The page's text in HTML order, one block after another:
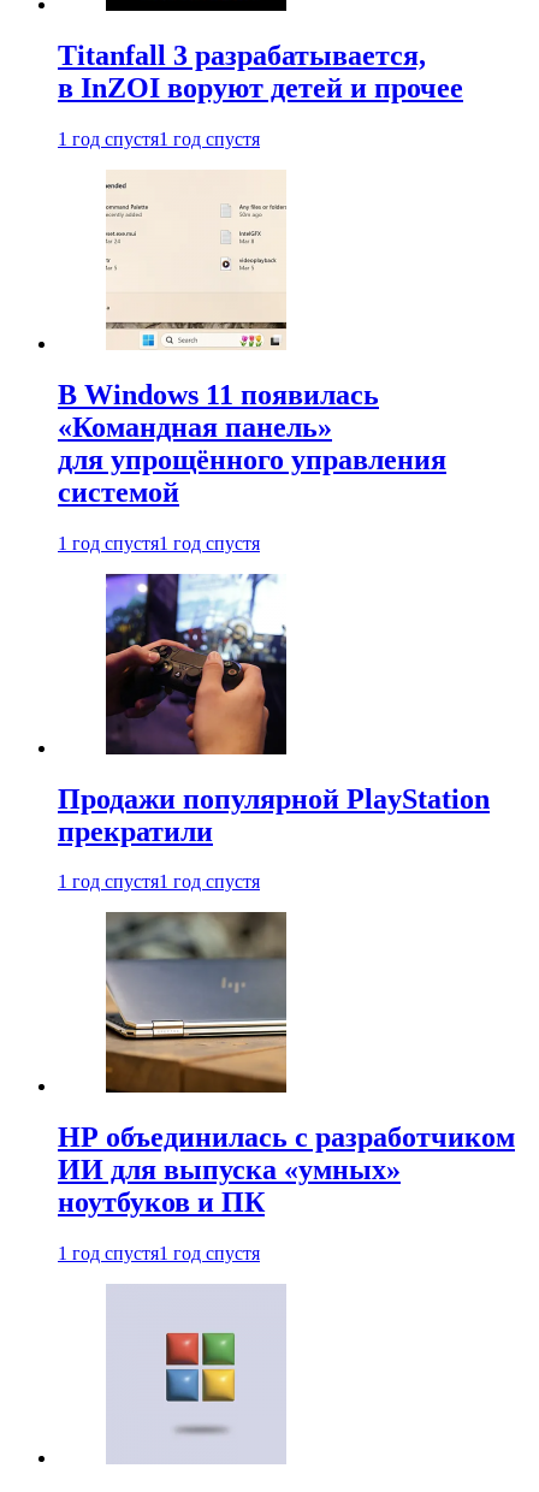
Titanfall 3 разрабатывается,
в InZOI воруют детей и прочее
1 год спустя1 год спустя
В Windows 11 появилась
«Командная панель»
для упрощённого управления
системой
1 год спустя1 год спустя
Продажи популярной PlayStation
прекратили
1 год спустя1 год спустя
HP объединилась с разработчиком
ИИ для выпуска «умных»
ноутбуков и ПК
1 год спустя1 год спустя